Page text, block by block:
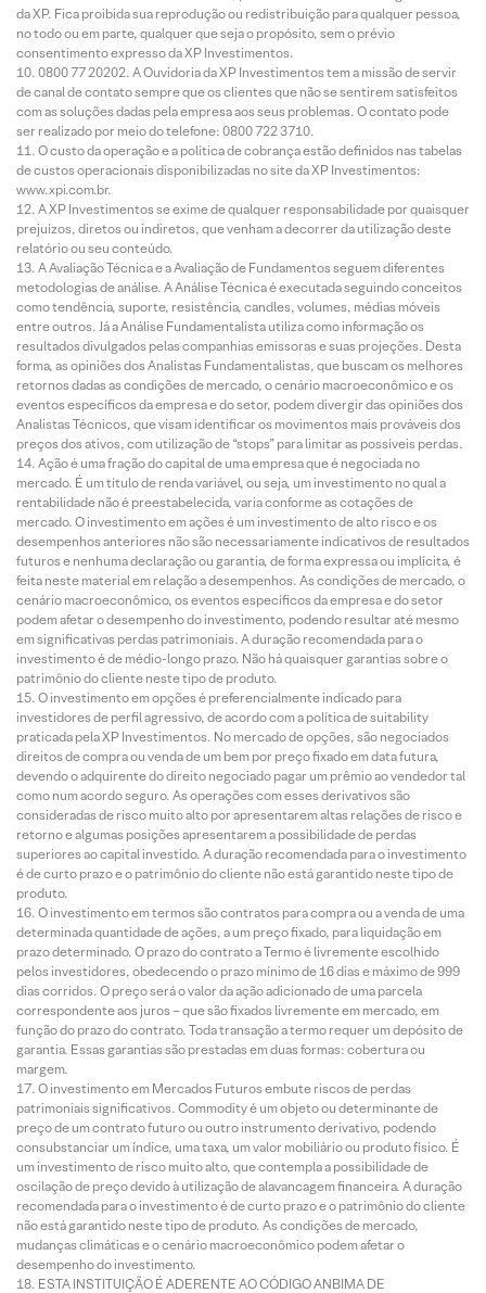
da XP. Fica proibida sua reprodução ou redistribuição para qualquer pessoa,
no todo ou em parte, qualquer que seja o propósito, sem o prévio
consentimento expresso da XP Investimentos.
0800 77 20202. A Ouvidoria da XP Investimentos tem a missão de servir
de canal de contato sempre que os clientes que não se sentirem satisfeitos
com as soluções dadas pela empresa aos seus problemas. O contato pode
ser realizado por meio do telefone: 0800 722 3710.
O custo da operação e a política de cobrança estão definidos nas tabelas
de custos operacionais disponibilizadas no site da XP Investimentos:
www.xpi.com.br.
A XP Investimentos se exime de qualquer responsabilidade por quaisquer
prejuízos, diretos ou indiretos, que venham a decorrer da utilização deste
relatório ou seu conteúdo.
A Avaliação Técnica e a Avaliação de Fundamentos seguem diferentes
metodologias de análise. A Análise Técnica é executada seguindo conceitos
como tendência, suporte, resistência, candles, volumes, médias móveis
entre outros. Já a Análise Fundamentalista utiliza como informação os
resultados divulgados pelas companhias emissoras e suas projeções. Desta
forma, as opiniões dos Analistas Fundamentalistas, que buscam os melhores
retornos dadas as condições de mercado, o cenário macroeconômico e os
eventos específicos da empresa e do setor, podem divergir das opiniões dos
Analistas Técnicos, que visam identificar os movimentos mais prováveis dos
preços dos ativos, com utilização de “stops” para limitar as possíveis perdas.
Ação é uma fração do capital de uma empresa que é negociada no
mercado. É um título de renda variável, ou seja, um investimento no qual a
rentabilidade não é preestabelecida, varia conforme as cotações de
mercado. O investimento em ações é um investimento de alto risco e os
desempenhos anteriores não são necessariamente indicativos de resultados
futuros e nenhuma declaração ou garantia, de forma expressa ou implícita, é
feita neste material em relação a desempenhos. As condições de mercado, o
cenário macroeconômico, os eventos específicos da empresa e do setor
podem afetar o desempenho do investimento, podendo resultar até mesmo
em significativas perdas patrimoniais. A duração recomendada para o
investimento é de médio-longo prazo. Não há quaisquer garantias sobre o
patrimônio do cliente neste tipo de produto.
O investimento em opções é preferencialmente indicado para
investidores de perfil agressivo, de acordo com a política de suitability
praticada pela XP Investimentos. No mercado de opções, são negociados
direitos de compra ou venda de um bem por preço fixado em data futura,
devendo o adquirente do direito negociado pagar um prêmio ao vendedor tal
como num acordo seguro. As operações com esses derivativos são
consideradas de risco muito alto por apresentarem altas relações de risco e
retorno e algumas posições apresentarem a possibilidade de perdas
superiores ao capital investido. A duração recomendada para o investimento
é de curto prazo e o patrimônio do cliente não está garantido neste tipo de
produto.
O investimento em termos são contratos para compra ou a venda de uma
determinada quantidade de ações, a um preço fixado, para liquidação em
prazo determinado. O prazo do contrato a Termo é livremente escolhido
pelos investidores, obedecendo o prazo mínimo de 16 dias e máximo de 999
dias corridos. O preço será o valor da ação adicionado de uma parcela
correspondente aos juros – que são fixados livremente em mercado, em
função do prazo do contrato. Toda transação a termo requer um depósito de
garantia. Essas garantias são prestadas em duas formas: cobertura ou
margem.
O investimento em Mercados Futuros embute riscos de perdas
patrimoniais significativos. Commodity é um objeto ou determinante de
preço de um contrato futuro ou outro instrumento derivativo, podendo
consubstanciar um índice, uma taxa, um valor mobiliário ou produto físico. É
um investimento de risco muito alto, que contempla a possibilidade de
oscilação de preço devido à utilização de alavancagem financeira. A duração
recomendada para o investimento é de curto prazo e o patrimônio do cliente
não está garantido neste tipo de produto. As condições de mercado,
mudanças climáticas e o cenário macroeconômico podem afetar o
desempenho do investimento.
ESTA INSTITUIÇÃO É ADERENTE AO CÓDIGO ANBIMA DE